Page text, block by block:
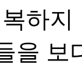
하
을 보